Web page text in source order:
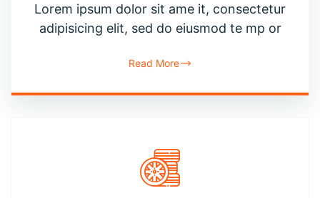
Lorem ipsum dolor sit ame it, consectetur
adipisicing elit, sed do eiusmod te mp or
Read More